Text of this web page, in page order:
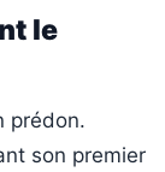
le
prédon.
son premier